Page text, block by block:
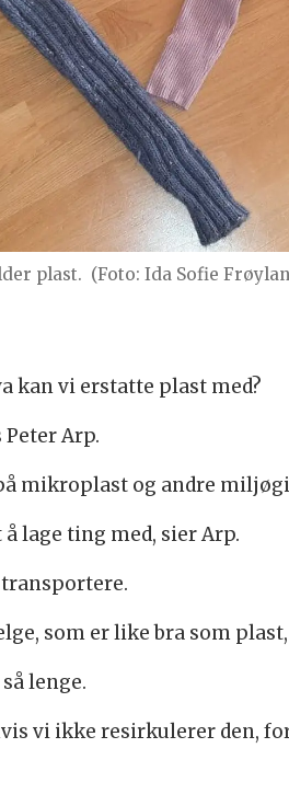
plast. (Foto: Ida Sofie
kan vi erstatte plast med?
Arp.
mikroplast og andre
lage ting med, sier Arp.
som er like bra som
lenge.
vi ikke resirkulerer den,